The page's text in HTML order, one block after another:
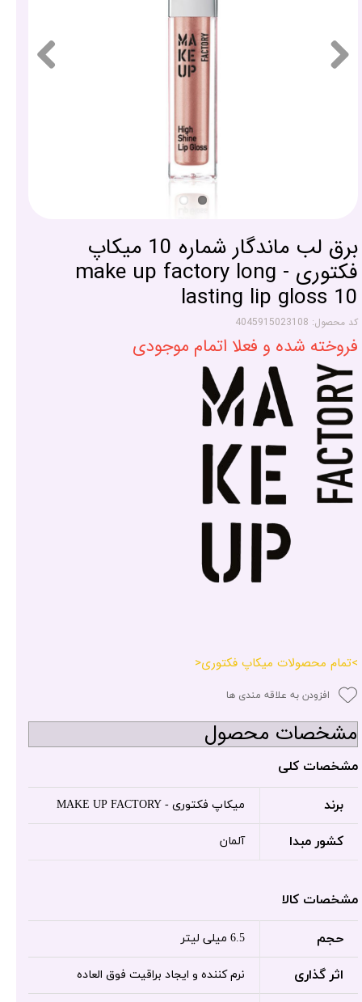
برق لب ماندگار شماره 10 میکاپ
فکتوری - make up factory long
lasting lip gloss 10
کد محصول: 4045915023108
فروخته شده و فعلا اتمام موجودی
>تمام محصولات میکاپ فکتوری<
افزودن به علاقه مندی ها
مشخصات محصول
مشخصات کلی
برند میکاپ فکتوری - MAKE UP FACTORY
کشور مبدا آلمان
مشخصات کالا
حجم 6.5 میلی لیتر
اثر گذاری نرم کننده و ایجاد براقیت فوق العاده